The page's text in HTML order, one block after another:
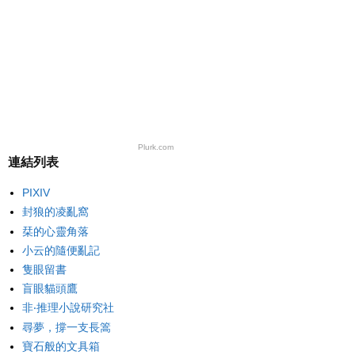
Plurk.com
連結列表
PIXIV
封狼的凌亂窩
栞的心靈角落
小云的隨便亂記
隻眼留書
盲眼貓頭鷹
非‧推理小說研究社
尋夢，撐一支長篙
寶石般的文具箱